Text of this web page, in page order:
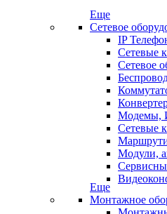
Еще
Сетевое
IP
Сетевые
Сетевое
Модемы,
Сетевые
Модули,
Еще
Монтажное